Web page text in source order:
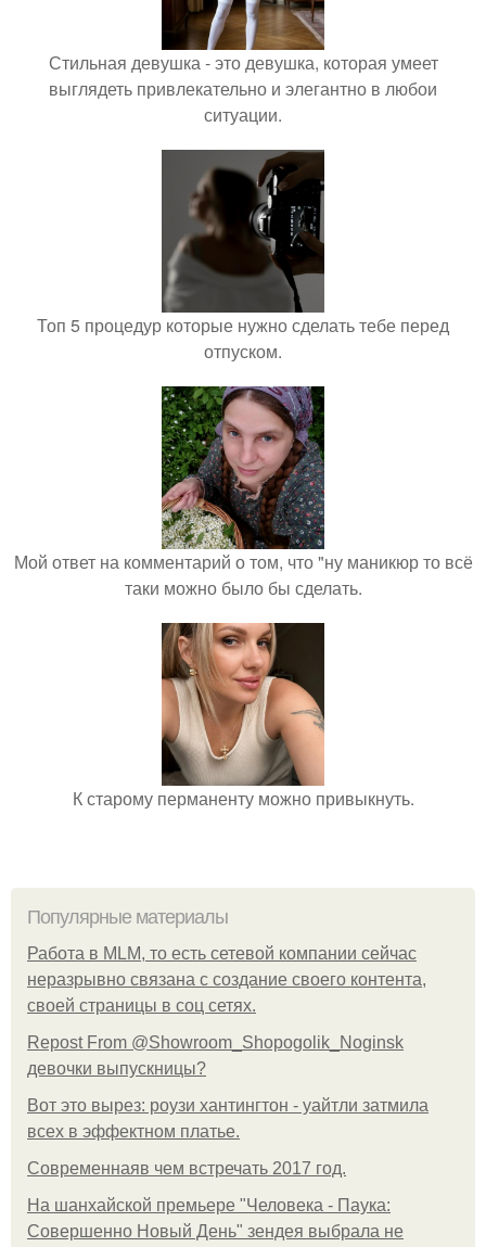
Стильная девушка - это девушка, которая умеет
выглядеть привлекательно и элегантно в любои
ситуации.
Топ 5 процедур которые нужно сделать тебе перед
отпуском.
Мой ответ на комментарий о том, что "ну маникюр то всё
таки можно было бы сделать.
К старому перманенту можно привыкнуть.
Популярные материалы
Работа в MLM, то есть сетевой компании сейчас
неразрывно связана с создание своего контента,
своей страницы в соц сетях.
Repost From @Showroom_Shopogolik_Noginsk
девочки выпускницы?
Вот это вырез: роузи хантингтон - уайтли затмила
всех в эффектном платьe.
Современнаяв чем встречать 2017 год.
На шанхайской премьере "Человека - Паука:
Совершенно Новый День" зендея выбрала не